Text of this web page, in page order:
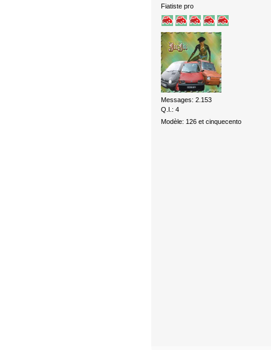
Fiatiste pro
Messages: 2.153
Q.I.: 4
Modèle: 126 et cinquecento